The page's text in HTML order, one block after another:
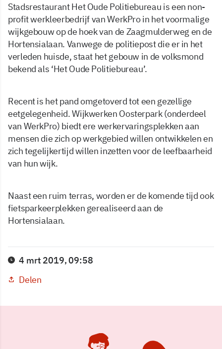
Stadsrestaurant Het Oude Politiebureau is een non-
profit werkleerbedrijf van WerkPro in het voormalige
wijkgebouw op de hoek van de Zaagmulderweg en de
Hortensialaan. Vanwege de politiepost die er in het
verleden huisde, staat het gebouw in de volksmond
bekend als ‘Het Oude Politiebureau’.
Recent is het pand omgetoverd tot een gezellige
eetgelegenheid. Wijkwerken Oosterpark (onderdeel
van WerkPro) biedt ere werkervaringsplekken aan
mensen die zich op werkgebied willen ontwikkelen en
zich tegelijkertijd willen inzetten voor de leefbaarheid
van hun wijk.
Naast een ruim terras, worden er de komende tijd ook
fietsparkeerplekken gerealiseerd aan de
Hortensialaan.
4 mrt 2019, 09:58
Delen